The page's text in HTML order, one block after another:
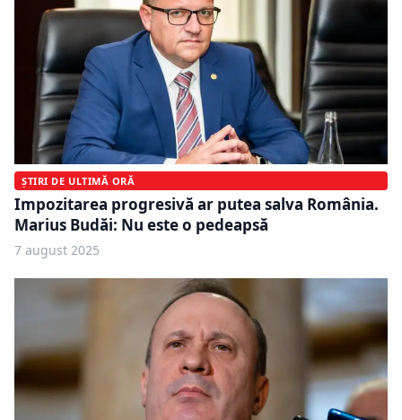
ȘTIRI DE ULTIMĂ ORĂ
Impozitarea progresivă ar putea salva România.
Marius Budăi: Nu este o pedeapsă
7 august 2025